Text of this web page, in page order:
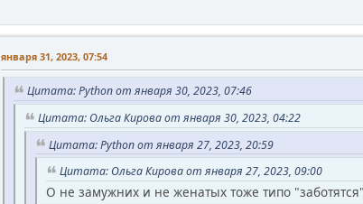
января 31, 2023, 07:54
Цитата: Python от января 30, 2023, 07:46
Цитата: Ольга Кирова от января 30, 2023, 04:22
Цитата: Python от января 27, 2023, 20:59
Цитата: Ольга Кирова от января 27, 2023, 09:00
О не замужних и не женатых тоже типо